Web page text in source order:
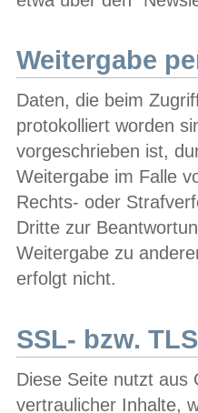
Weitergabe
Daten, die beim
protokolliert worden
vorgeschrieben ist,
Weitergabe im Falle
Rechts- oder
Dritte zur
Weitergabe zu
erfolgt nicht.
SSL- bzw.
Diese Seite nutzt aus
vertraulicher Inhalte,